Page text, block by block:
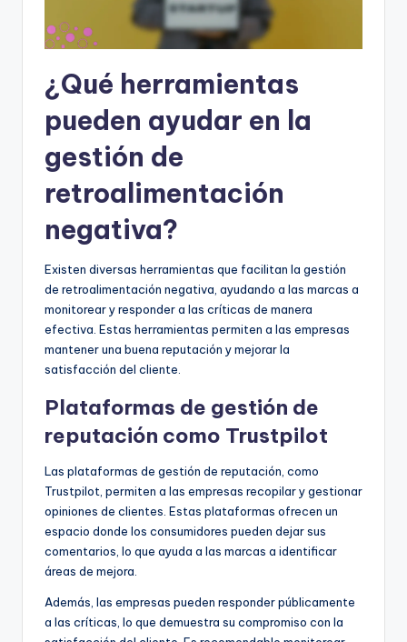
¿Qué herramientas
pueden ayudar en la
gestión de
retroalimentación
negativa?
Existen diversas herramientas que facilitan la gestión
de retroalimentación negativa, ayudando a las marcas a
monitorear y responder a las críticas de manera
efectiva. Estas herramientas permiten a las empresas
mantener una buena reputación y mejorar la
satisfacción del cliente.
Plataformas de gestión de
reputación como Trustpilot
Las plataformas de gestión de reputación, como
Trustpilot, permiten a las empresas recopilar y gestionar
opiniones de clientes. Estas plataformas ofrecen un
espacio donde los consumidores pueden dejar sus
comentarios, lo que ayuda a las marcas a identificar
áreas de mejora.
Además, las empresas pueden responder públicamente
a las críticas, lo que demuestra su compromiso con la